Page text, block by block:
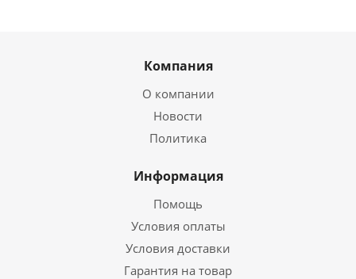
Компания
О компании
Новости
Политика
Информация
Помощь
Условия оплаты
Условия доставки
Гарантия на товар